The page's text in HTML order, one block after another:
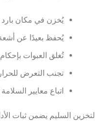
يُخزن في مكان
يُحفظ بعيدًا عن
تُغلق العبوات
تجنب التعرض
اتباع معايير
التخزين السليم يضمن ثبات